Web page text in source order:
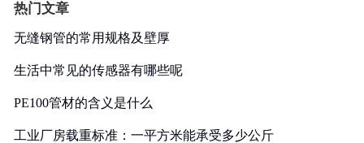
热门文章
无缝钢管的常用规格及壁厚
生活中常见的传感器有哪些呢
PE100管材的含义是什么
工业厂房载重标准：一平方米能承受多少公斤